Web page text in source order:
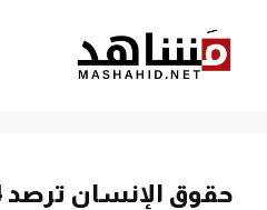
المحتوى